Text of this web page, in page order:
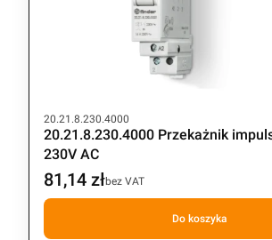
Kod produktu
20.21.8.230.4000
20.21.8.230.4000 Przekażnik
230V AC
Cena
81,14 złbez VAT
Do koszyka